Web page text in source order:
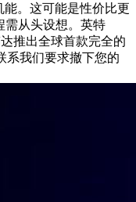
能。这可能是性价比更
需从头设想。英特
推出全球首款完全的
系我们要求撤下您的